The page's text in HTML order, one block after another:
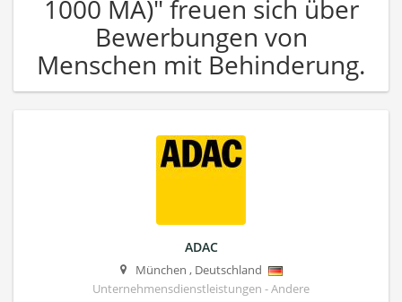
1000 MA)" freuen sich über
Bewerbungen von
Menschen mit Behinderung.
ADAC
München , Deutschland
Unternehmensdienstleistungen - Andere